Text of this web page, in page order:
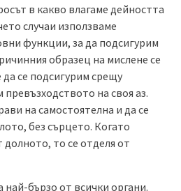
в какво влагаме дейността
случаи използваме
функции, за да подсигурим
образец на мислене се
се подсигурим срещу
превъзходството на своя аз.
на самостоятелна и да се
без сърцето. Когато
долното, то се отделя от
най-бързо от всички органи.